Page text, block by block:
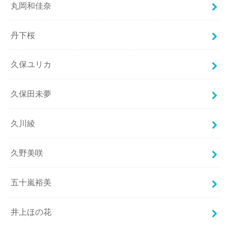
丸岡和佳奈
丹下桜
久保ユリカ
久保田未夢
久川綾
久野美咲
五十嵐裕美
井上ほの花